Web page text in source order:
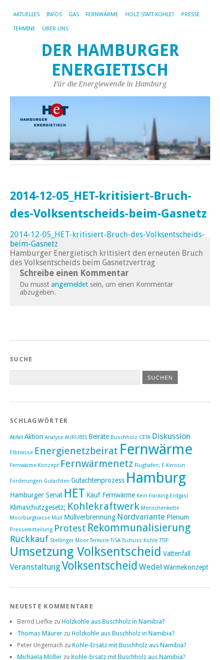
AKTUELLES INFOS GAS FERNWÄRME HOLZ STATT KOHLE? PRESSE
TERMINE ÜBER UNS
DER HAMBURGER
ENERGIETISCH
Für die Energiewende in Hamburg
2014-12-05_HET-kritisiert-Bruch-
des-Volksentscheids-beim-Gasnetz
2014-12-05_HET-kritisiert-Bruch-des-Volksentscheids-
beim-Gasnetz
Hamburger Energietisch kritisiert den erneuten Bruch
des Volksentscheids beim Gasnetzvertrag
Schreibe einen Kommentar
Du musst angemeldet sein, um einen Kommentar
abzugeben.
SUCHE
SCHLAGWÖRTER
Abfall Aktion Analyse AURUBIS Beiräte Buschholz CETA Diskussion
Elbtrasse Energienetzbeirat Fernwärme
Fernwärme-Konzept Fernwärmenetz Flughafen; E-Kerosin
Forderungen Gutachten Gutachtenprozess Hamburg
Hamburger Senat HET Kauf Fernwärme Kein Fracking-Erdgas!
Klimaschutzgesetz; Kohlekraftwerk Menschenkette
Moorburgtrasse Müll Müllverbrennung Nordvariante Plenum
Pressemitteilung Protest Rekommunalisierung
Rückkauf Stellinger Moor Termine TiSA Tschüss Kohle TTIP
Umsetzung Volksentscheid Vattenfall
Veranstaltung Volksentscheid Wedel Wärmekonzept
NEUESTE KOMMENTARE
Bernd Liefke zu Holzkohle aus Buschholz in Namibia?
Thomas Mäurer zu Holzkohle aus Buschholz in Namibia?
Peter Ungemach zu Kohle-Ersatz mit Buschholz aus Namibia?
Michaela Möller zu Kohle-Ersatz mit Buschholz aus Namibia?